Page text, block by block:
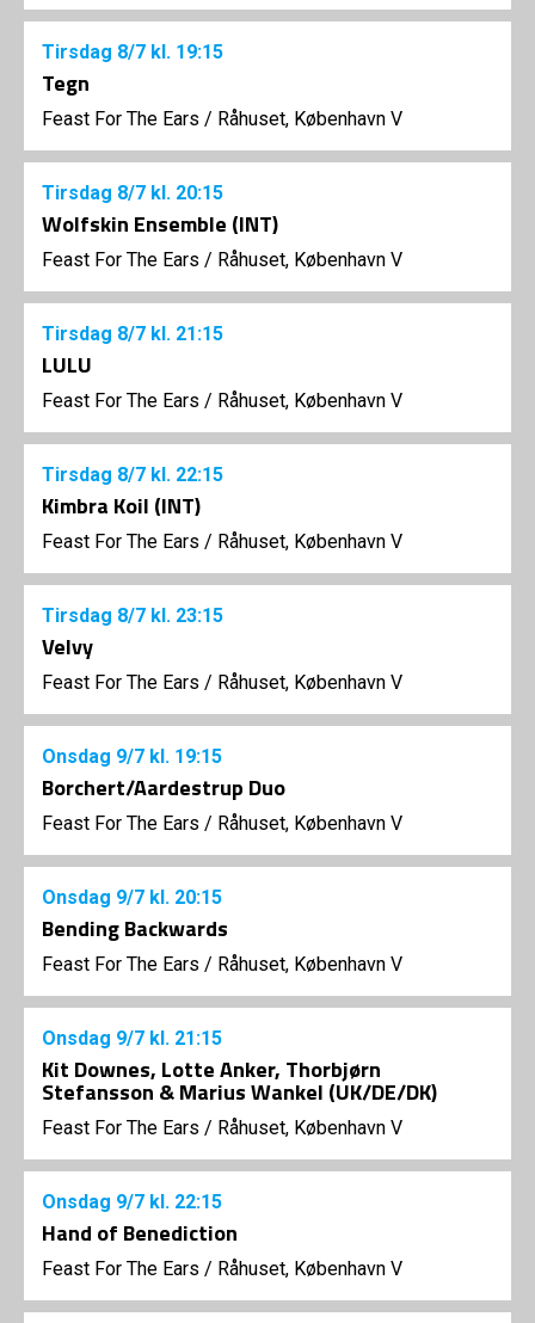
Tirsdag 8/7 kl. 19:15
Tegn
Feast For The Ears / Råhuset, København V
Tirsdag 8/7 kl. 20:15
Wolfskin Ensemble (INT)
Feast For The Ears / Råhuset, København V
Tirsdag 8/7 kl. 21:15
LULU
Feast For The Ears / Råhuset, København V
Tirsdag 8/7 kl. 22:15
Kimbra Koil (INT)
Feast For The Ears / Råhuset, København V
Tirsdag 8/7 kl. 23:15
Velvy
Feast For The Ears / Råhuset, København V
Onsdag 9/7 kl. 19:15
Borchert/Aardestrup Duo
Feast For The Ears / Råhuset, København V
Onsdag 9/7 kl. 20:15
Bending Backwards
Feast For The Ears / Råhuset, København V
Onsdag 9/7 kl. 21:15
Kit Downes, Lotte Anker, Thorbjørn
Stefansson & Marius Wankel (UK/DE/DK)
Feast For The Ears / Råhuset, København V
Onsdag 9/7 kl. 22:15
Hand of Benediction
Feast For The Ears / Råhuset, København V